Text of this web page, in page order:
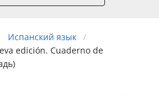
Испанский язык
edición. Cuaderno de